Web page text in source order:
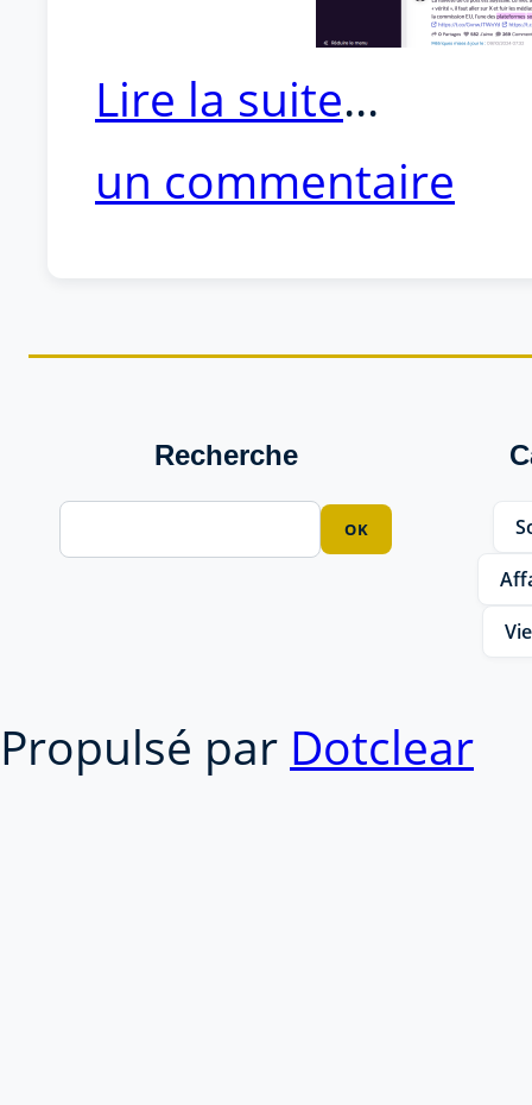
Lire la suite...
un commentaire
Recherche
Propulsé par Dotclear